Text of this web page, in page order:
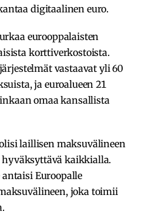
digitaalinen euro.
eurooppalaisten
korttiverkostoista.
vastaavat yli 60
ja euroalueen 21
omaa kansallista
laillisen maksuvälineen
hyväksyttävä kaikkialla.
Euroopalle
joka toimii